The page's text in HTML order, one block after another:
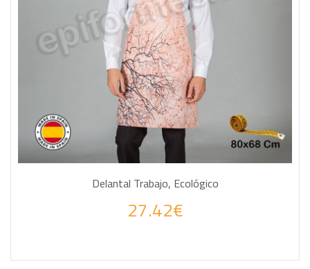
Delantal Trabajo, Ecológico
27.42€